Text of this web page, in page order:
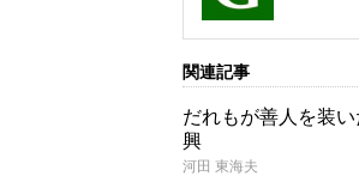
関連記事
だれもが善人を装
興
河田 東海夫